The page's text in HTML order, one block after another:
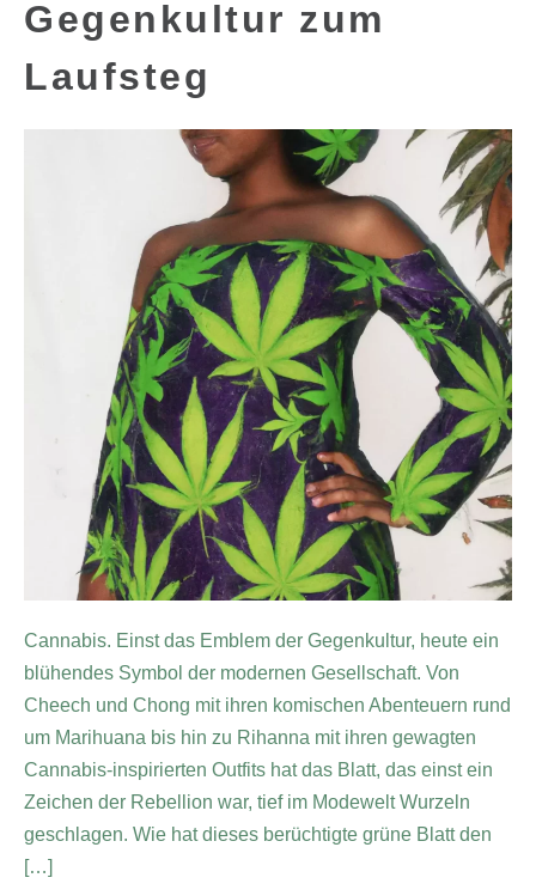
Gegenkultur zum
Laufsteg
Cannabis. Einst das Emblem der Gegenkultur, heute ein
blühendes Symbol der modernen Gesellschaft. Von
Cheech und Chong mit ihren komischen Abenteuern rund
um Marihuana bis hin zu Rihanna mit ihren gewagten
Cannabis-inspirierten Outfits hat das Blatt, das einst ein
Zeichen der Rebellion war, tief im Modewelt Wurzeln
geschlagen. Wie hat dieses berüchtigte grüne Blatt den
[…]